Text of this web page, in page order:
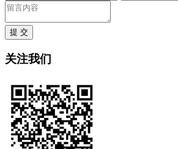
提 交
关注我们